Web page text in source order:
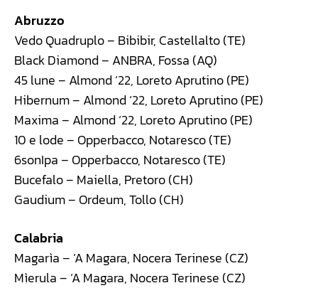
Abruzzo
Vedo Quadruplo – Bibibir, Castellalto (TE)
Black Diamond – ANBRA, Fossa (AQ)
45 lune – Almond ‘22, Loreto Aprutino (PE)
Hibernum – Almond ‘22, Loreto Aprutino (PE)
Maxima – Almond ‘22, Loreto Aprutino (PE)
10 e lode – Opperbacco, Notaresco (TE)
6sonIpa – Opperbacco, Notaresco (TE)
Bucefalo – Maiella, Pretoro (CH)
Gaudium – Ordeum, Tollo (CH)
Calabria
Magarìa – ‘A Magara, Nocera Terinese (CZ)
Mìerula – ‘A Magara, Nocera Terinese (CZ)